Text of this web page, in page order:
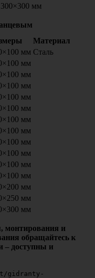
300×300 мм
Материал
мм Сталь
мм
мм
мм
мм
мм
мм
мм
мм
мм
мм
мм
мм
мм
мм
монтирования и
обращайтесь к
– доступны и
gidranty-